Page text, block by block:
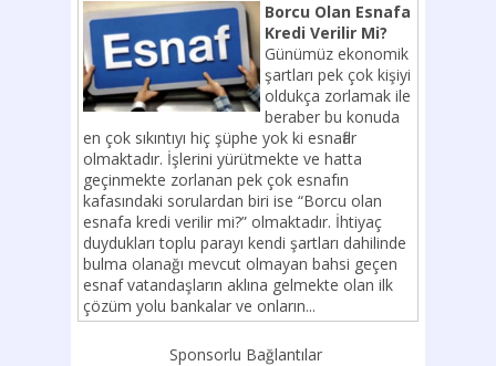
Borcu Olan Esnafa
Kredi Verilir Mi?
Günümüz ekonomik
şartları pek çok kişiyi
oldukça zorlamak ile
beraber bu konuda
en çok sıkıntıyı hiç şüphe yok ki esnaflar
olmaktadır. İşlerini yürütmekte ve hatta
geçinmekte zorlanan pek çok esnafın
kafasındaki sorulardan biri ise “Borcu olan
esnafa kredi verilir mi?” olmaktadır. İhtiyaç
duydukları toplu parayı kendi şartları dahilinde
bulma olanağı mevcut olmayan bahsi geçen
esnaf vatandaşların aklına gelmekte olan ilk
çözüm yolu bankalar ve onların...
Sponsorlu Bağlantılar